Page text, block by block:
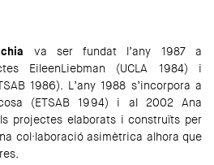
va ser fundat l’any 1987 a
EileenLiebman (UCLA 1984) i
1986). L’any 1988 s’incorpora a
(ETSAB 1994) i al 2002 Ana
projectes elaborats i construïts per
col·laboració asimètrica alhora que